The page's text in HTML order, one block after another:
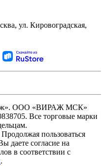
ул. Кировоградская,
ООО «ВИРАЖ МСК»
Все торговые марки
пользоваться
даете согласие на
в соответствии с
.